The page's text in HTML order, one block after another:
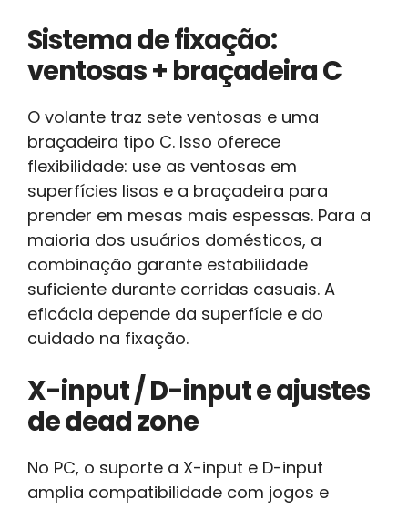
Sistema de fixação:
ventosas + braçadeira C
O volante traz sete ventosas e uma
braçadeira tipo C. Isso oferece
flexibilidade: use as ventosas em
superfícies lisas e a braçadeira para
prender em mesas mais espessas. Para a
maioria dos usuários domésticos, a
combinação garante estabilidade
suficiente durante corridas casuais. A
eficácia depende da superfície e do
cuidado na fixação.
X-input / D-input e ajustes
de dead zone
No PC, o suporte a X-input e D-input
amplia compatibilidade com jogos e